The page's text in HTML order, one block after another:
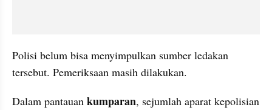
Polisi belum bisa menyimpulkan sumber ledakan
tersebut. Pemeriksaan masih dilakukan.
Dalam pantauan kumparan, sejumlah aparat kepolisian